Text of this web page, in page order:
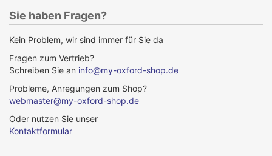
Sie haben Fragen?
Kein Problem, wir sind immer für Sie da
Fragen zum Vertrieb?
Schreiben Sie an info@my-oxford-shop.de
Probleme, Anregungen zum Shop?
webmaster@my-oxford-shop.de
Oder nutzen Sie unser
Kontaktformular